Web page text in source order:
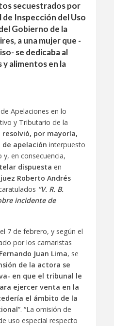
secuestrados por
Inspección del Uso
Gobierno de la
a una mujer que -
se dedicaba al
y alimentos en la
Apelaciones en lo
y Tributario de la
resolvió, por mayoría,
apelación interpuesto
en consecuencia,
dispuesta en
Roberto Andrés
“V. R. B.
incidente de
7 de febrero, y según el
por los camaristas
Juan Lima, se
de la actora se
en que el tribunal le
ejercer venta en la
el ámbito de la
”. “La omisión de
uso especial respecto